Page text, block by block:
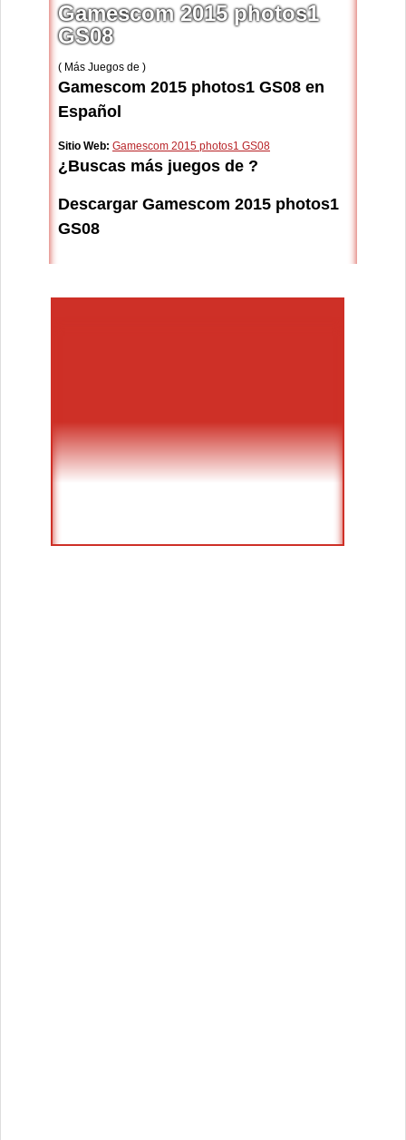
Gamescom 2015 photos1
GS08
( Más Juegos de )
Gamescom 2015 photos1 GS08 en
Español
Sitio Web: Gamescom 2015 photos1 GS08
¿Buscas más juegos de ?
Descargar Gamescom 2015 photos1
GS08